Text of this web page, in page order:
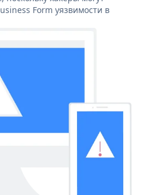
Form уязвимости в